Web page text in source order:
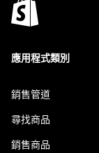
應用程式類別
銷售管道
尋找商品
銷售商品